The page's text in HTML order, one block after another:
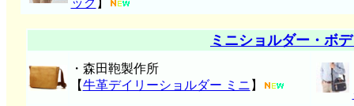
ッグ】
ミニショルダー・ボ
・森田鞄製作所
【牛革デイリーショルダー ミニ 】